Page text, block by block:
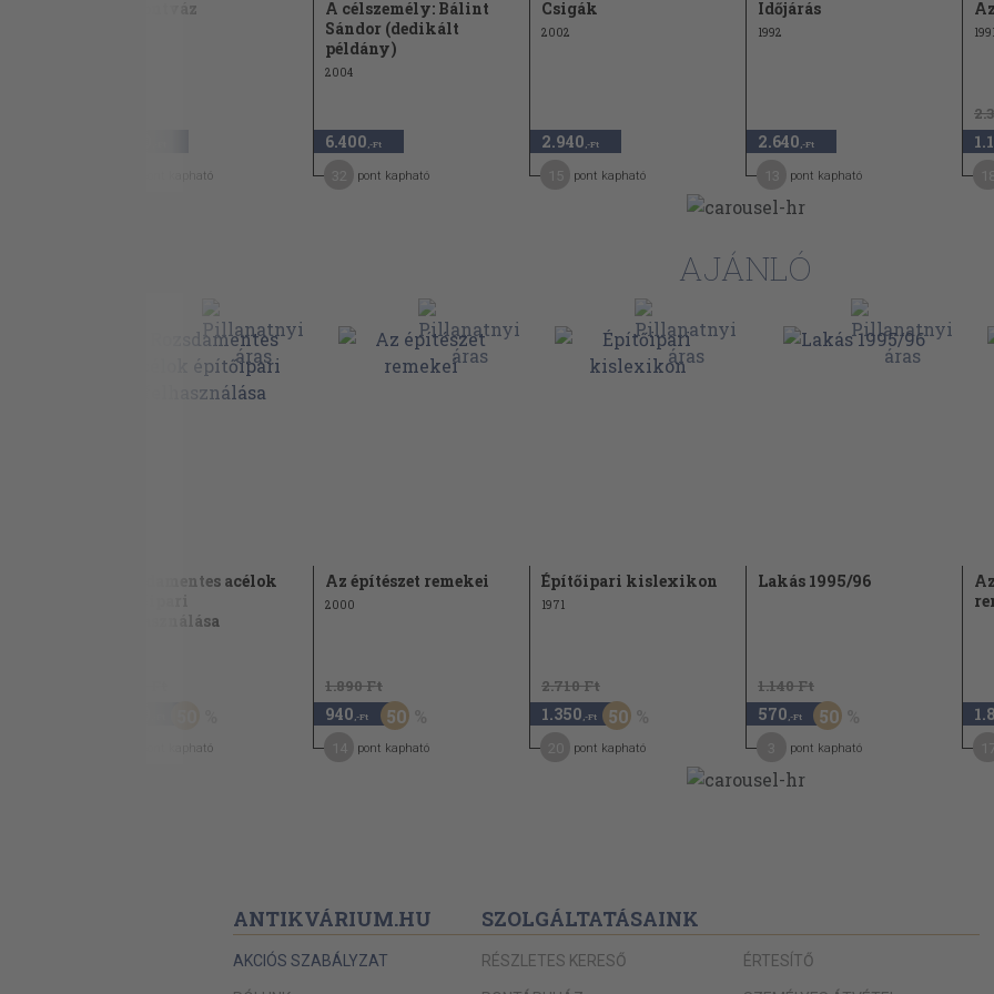
A csontváz
pont kapható
A célszemély: Bálint
Sándor (dedikált
példány)
2004
6.400 ,-Ft
pont kapható
Csigák
2002
2.940 ,-Ft
pont kapható
Időjárás
1992
2.640 ,-Ft
pont kapható
AJÁNLÓ
Rozsdamentes acélok
felhasználása
pont kapható
Az építészet remekei
2000
1.890 Ft
940 ,-Ft 50
pont kapható
Építőipari kislexikon
1971
2.710 Ft
1.350 ,-Ft 50
pont kapható
Lakás 1995/96
1.140 Ft
570 ,-Ft 50
pont kapható
ANTIKVÁRIUM.HU
AKCIÓS SZABÁLYZAT
SZOLGÁLTATÁSAINK
RÉSZLETES KERESŐ ÉRTESÍTŐ